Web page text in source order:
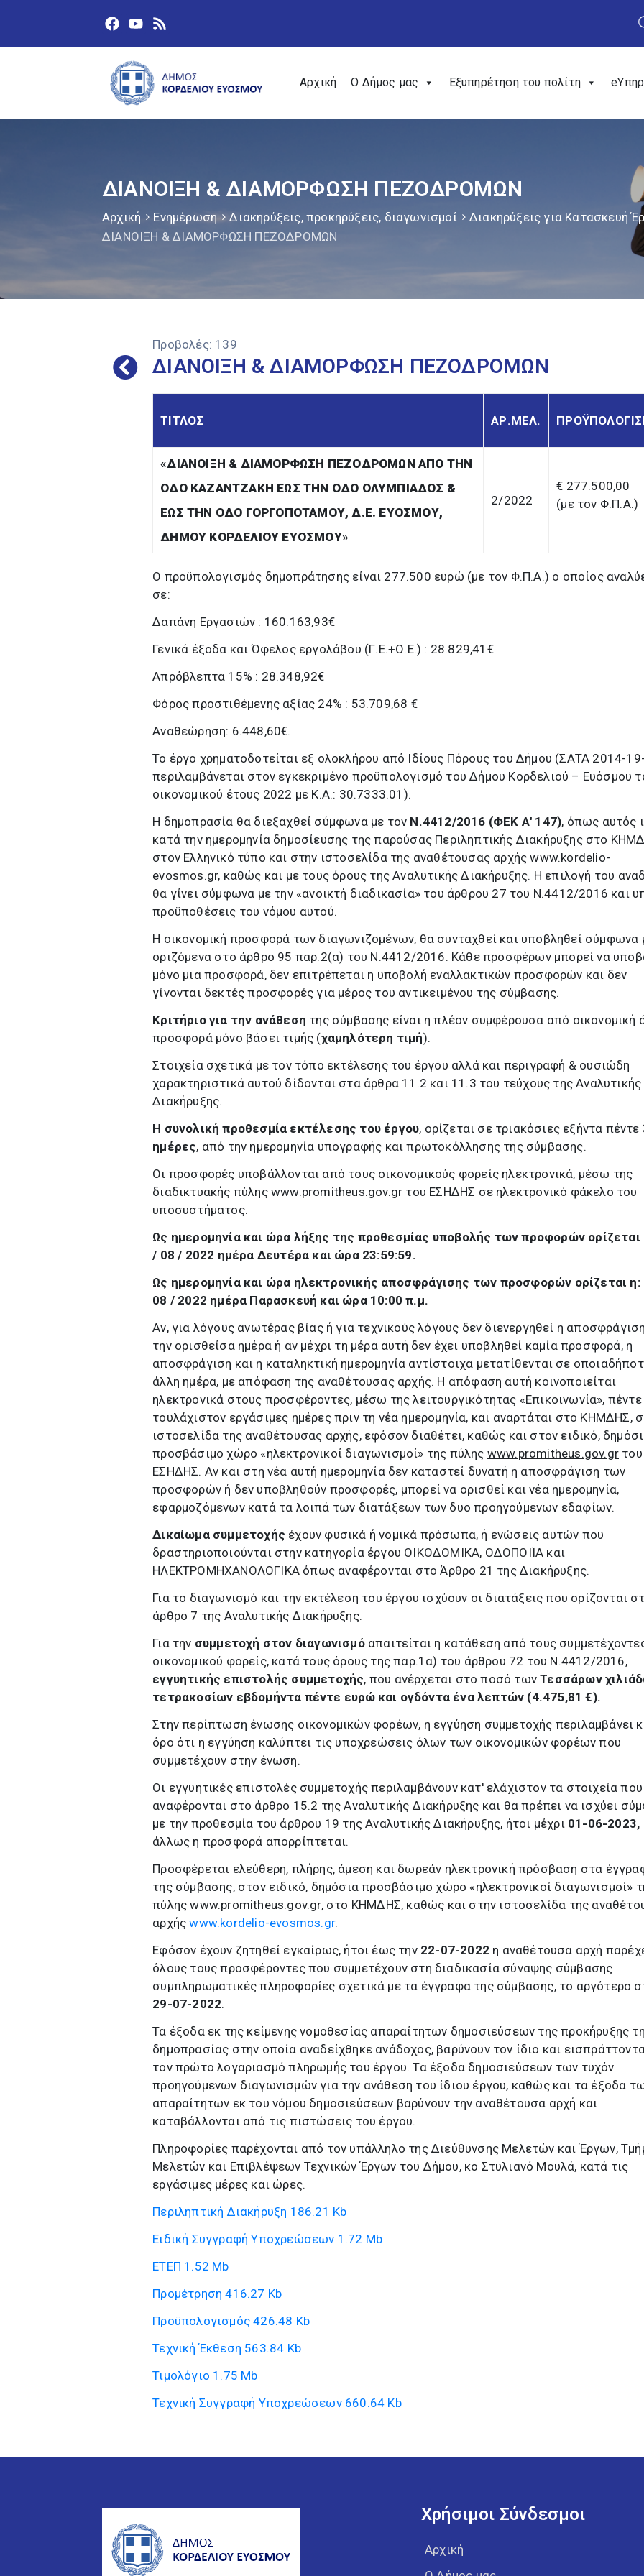
Αρχική Ο Δήμος μας Εξυπηρέτηση του πολίτη
ΔΙΑΝΟΙΞΗ & ΔΙΑΜΟΡΦΩΣΗ ΠΕΖΟΔΡΟΜΩΝ
Αρχική Ενημέρωση Διακηρύξεις, προκηρύξεις, διαγωνισμοί
Διακηρύξεις για Κατασκευή
ΔΙΑΝΟΙΞΗ & ΔΙΑΜΟΡΦΩΣΗ ΠΕΖΟΔΡΟΜΩΝ
Προβολές: 139
ΔΙΑΝΟΙΞΗ & ΔΙΑΜΟΡΦΩΣΗ ΠΕΖΟΔΡΟΜΩΝ
ΤΙΤΛΟΣ ΑΡ.ΜΕΛ.
«ΔΙΑΝΟΙΞΗ & ΔΙΑΜΟΡΦΩΣΗ ΠΕΖΟΔΡΟΜΩΝ ΑΠΟ ΤΗΝ
ΟΔΟ ΚΑΖΑΝΤΖΑΚΗ ΕΩΣ ΤΗΝ ΟΔΟ ΟΛΥΜΠΙΑΔΟΣ &
ΕΩΣ ΤΗΝ ΟΔΟ ΓΟΡΓΟΠΟΤΑΜΟΥ, Δ.Ε. ΕΥΟΣΜΟΥ,
ΔΗΜΟΥ ΚΟΡΔΕΛΙΟΥ ΕΥΟΣΜΟΥ»
2/2022
€ 277.500,00
(με τον Φ.Π.Α.)
Ο προϋπολογισμός δημοπράτησης είναι 277.500 ευρώ (με τον Φ.Π.Α.) ο οποίος
σε:
Δαπάνη Εργασιών : 160.163,93€
Γενικά έξοδα και Όφελος εργολάβου (Γ.Ε.+Ο.Ε.) : 28.829,41€
Απρόβλεπτα 15% : 28.348,92€
Φόρος προστιθέμενης αξίας 24% : 53.709,68 €
Αναθεώρηση: 6.448,60€.
Το έργο χρηματοδοτείται εξ ολοκλήρου από Ιδίους Πόρους του Δήμου (ΣΑΤΑ 2014-
περιλαμβάνεται στον εγκεκριμένο προϋπολογισμό του Δήμου Κορδελιού – Ευόσμου
οικονομικού έτους 2022 με Κ.Α.: 30.7333.01).
Η δημοπρασία θα διεξαχθεί σύμφωνα με τον Ν.4412/2016 (ΦΕΚ Α' 147), όπως αυτός
κατά την ημερομηνία δημοσίευσης της παρούσας Περιληπτικής Διακήρυξης στο
στον Ελληνικό τύπο και στην ιστοσελίδα της αναθέτουσας αρχής www.kordelio-
evosmos.gr, καθώς και με τους όρους της Αναλυτικής Διακήρυξης. Η επιλογή του
θα γίνει σύμφωνα με την «ανοικτή διαδικασία» του άρθρου 27 του Ν.4412/2016 και
προϋποθέσεις του νόμου αυτού.
Η οικονομική προσφορά των διαγωνιζομένων, θα συνταχθεί και υποβληθεί σύμφωνα
οριζόμενα στο άρθρο 95 παρ.2(α) του Ν.4412/2016. Κάθε προσφέρων μπορεί να
μόνο μια προσφορά, δεν επιτρέπεται η υποβολή εναλλακτικών προσφορών και δεν
γίνονται δεκτές προσφορές για μέρος του αντικειμένου της σύμβασης.
Κριτήριο για την ανάθεση της σύμβασης είναι η πλέον συμφέρουσα από οικονομική
προσφορά μόνο βάσει τιμής (χαμηλότερη τιμή).
Στοιχεία σχετικά με τον τόπο εκτέλεσης του έργου αλλά και περιγραφή & ουσιώδη
χαρακτηριστικά αυτού δίδονται στα άρθρα 11.2 και 11.3 του τεύχους της Αναλυτικής
Διακήρυξης.
Η συνολική προθεσμία εκτέλεσης του έργου, ορίζεται σε τριακόσιες εξήντα πέντε
ημέρες, από την ημερομηνία υπογραφής και πρωτοκόλλησης της σύμβασης.
Οι προσφορές υποβάλλονται από τους οικονομικούς φορείς ηλεκτρονικά, μέσω της
διαδικτυακής πύλης www.promitheus.gov.gr του ΕΣΗΔΗΣ σε ηλεκτρονικό φάκελο του
υποσυστήματος.
Ως ημερομηνία και ώρα λήξης της προθεσμίας υποβολής των προφορών ορίζεται
/ 08 / 2022 ημέρα Δευτέρα και ώρα 23:59:59.
Ως ημερομηνία και ώρα ηλεκτρονικής αποσφράγισης των προσφορών ορίζεται η:
08 / 2022 ημέρα Παρασκευή και ώρα 10:00 π.μ.
Αν, για λόγους ανωτέρας βίας ή για τεχνικούς λόγους δεν διενεργηθεί η
την ορισθείσα ημέρα ή αν μέχρι τη μέρα αυτή δεν έχει υποβληθεί καμία προσφορά, η
αποσφράγιση και η καταληκτική ημερομηνία αντίστοιχα μετατίθενται σε
άλλη ημέρα, με απόφαση της αναθέτουσας αρχής. Η απόφαση αυτή κοινοποιείται
ηλεκτρονικά στους προσφέροντες, μέσω της λειτουργικότητας «Επικοινωνία»,
τουλάχιστον εργάσιμες ημέρες πριν τη νέα ημερομηνία, και αναρτάται στο ΚΗΜΔΗΣ,
ιστοσελίδα της αναθέτουσας αρχής, εφόσον διαθέτει, καθώς και στον ειδικό,
προσβάσιμο χώρο «ηλεκτρονικοί διαγωνισμοί» της πύλης www.promitheus.gov.gr του
ΕΣΗΔΗΣ. Αν και στη νέα αυτή ημερομηνία δεν καταστεί δυνατή η αποσφράγιση των
προσφορών ή δεν υποβληθούν προσφορές, μπορεί να ορισθεί και νέα ημερομηνία,
εφαρμοζόμενων κατά τα λοιπά των διατάξεων των δυο προηγούμενων εδαφίων.
Δικαίωμα συμμετοχής έχουν φυσικά ή νομικά πρόσωπα, ή ενώσεις αυτών που
δραστηριοποιούνται στην κατηγορία έργου ΟΙΚΟΔΟΜΙΚΑ, ΟΔΟΠΟΙΪΑ και
ΗΛΕΚΤΡΟΜΗΧΑΝΟΛΟΓΙΚΑ όπως αναφέρονται στο Άρθρο 21 της Διακήρυξης.
Για το διαγωνισμό και την εκτέλεση του έργου ισχύουν οι διατάξεις που ορίζονται
άρθρο 7 της Αναλυτικής Διακήρυξης.
Για την συμμετοχή στον διαγωνισμόαπαιτείται η κατάθεση από τους
οικονομικού φορείς, κατά τους όρους της παρ.1α) του άρθρου 72 του Ν.4412/2016,
εγγυητικής επιστολής συμμετοχής, που ανέρχεται στο ποσό τωνΤεσσάρων
τετρακοσίων εβδομήντα πέντε ευρώ και ογδόντα ένα λεπτών (4.475,81 €).
Στην περίπτωση ένωσης οικονομικών φορέων, η εγγύηση συμμετοχής περιλαμβάνει
όρο ότι η εγγύηση καλύπτει τις υποχρεώσεις όλων των οικονομικών φορέων που
συμμετέχουν στην ένωση.
Οι εγγυητικές επιστολές συμμετοχής περιλαμβάνουν κατ' ελάχιστον τα στοιχεία που
αναφέρονται στο άρθρο 15.2 της Αναλυτικής Διακήρυξης και θα πρέπει να ισχύει
με την προθεσμία του άρθρου 19 της Αναλυτικής Διακήρυξης, ήτοι μέχρι 01-06-2023,
άλλως η προσφορά απορρίπτεται.
Προσφέρεται ελεύθερη, πλήρης, άμεση και δωρεάν ηλεκτρονική πρόσβαση στα
της σύμβασης, στον ειδικό, δημόσια προσβάσιμο χώρο «ηλεκτρονικοί διαγωνισμοί»
πύληςwww.promitheus.gov.gr, στο ΚΗΜΔΗΣ, καθώς και στην ιστοσελίδα της
αρχήςwww.kordelio-evosmos.gr.
Εφόσον έχουν ζητηθεί εγκαίρως, ήτοι έως την 22-07-2022 η αναθέτουσα αρχή
όλους τους προσφέροντες που συμμετέχουν στη διαδικασία σύναψης σύμβασης
συμπληρωματικές πληροφορίες σχετικά με τα έγγραφα της σύμβασης, το αργότερο
29-07-2022.
Τα έξοδα εκ της κείμενης νομοθεσίας απαραίτητων δημοσιεύσεων της προκήρυξης
δημοπρασίας στην οποία αναδείχθηκε ανάδοχος, βαρύνουν τον ίδιο και
τον πρώτο λογαριασμό πληρωμής του έργου. Τα έξοδα δημοσιεύσεων των τυχόν
προηγούμενων διαγωνισμών για την ανάθεση του ίδιου έργου, καθώς και τα έξοδα
απαραίτητων εκ του νόμου δημοσιεύσεων βαρύνουν την αναθέτουσα αρχή και
καταβάλλονται από τις πιστώσεις του έργου.
Πληροφορίες παρέχονται από τον υπάλληλο της Διεύθυνσης Μελετών και Έργων,
Μελετών και Επιβλέψεων Τεχνικών Έργων του Δήμου, κο Στυλιανό Μουλά, κατά τις
εργάσιμες μέρες και ώρες.
Περιληπτική Διακήρυξη 186.21 Kb
Ειδική Συγγραφή Υποχρεώσεων 1.72 Mb
ΕΤΕΠ 1.52 Mb
Προμέτρηση 416.27 Kb
Προϋπολογισμός 426.48 Kb
Τεχνική Έκθεση 563.84 Kb
Τιμολόγιο 1.75 Mb
Τεχνική Συγγραφή Υποχρεώσεων660.64 Kb
Χρήσιμοι Σύνδεσμοι
Αρχική